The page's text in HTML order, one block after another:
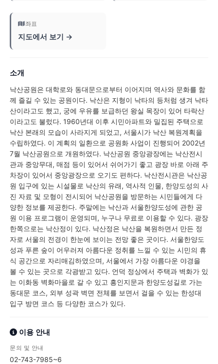
좌표
지도에서 보기 →
소개
낙산공원은 대학로와 동대문으로부터 이어지며 역사와 문화를 함
께 즐길 수 있는 공원이다. 낙산은 지형이 낙타의 등처럼 생겨 낙타
산이라고도 했고, 궁에 우유를 보급하던 왕실 목장이 있어 타락산
이라고도 불렀다. 1960년대 이후 시민아파트와 밀집된 주택으로
낙산 본래의 모습이 사라지게 되었고, 서울시가 낙산 복원계획을
수립하였다. 이 계획의 일환으로 공원화 사업이 진행되어 2002년
7월 낙산공원으로 개원하였다. 낙산공원 중앙광장에는 낙산전시
관과 중앙무대, 매점 등이 있어서 쉬어가기 좋고 광장 바로 아래 주
차장이 있어서 중앙광장으로 오기도 편하다. 낙산전시관은 낙산공
원 입구에 있는 시설물로 낙산의 유래, 역사적 인물, 한양도성의 사
진 자료 및 모형이 전시되어 낙산공원을 방문하는 시민들에게 다
양한 정보를 제공한다. 주말에는 낙산과 서울한양도성에 관한 공
원 이용 프로그램이 운영되며, 누구나 무료로 이용할 수 있다. 광장
한쪽으로는 낙산정이 있다. 낙산정은 낙산을 복원하면서 만든 정
자로 서울의 전경이 한눈에 보이는 전망 좋은 곳이다. 서울한양도
성과 푸른 숲이 어우러져 아름다운 정취를 느낄 수 있는 시민의 휴
식 공간으로 자리매김하였으며, 서울에서 가장 아름다운 야경을
볼 수 있는 곳으로 각광받고 있다. 언덕 정상에서 주택과 벽화가 있
는 이화동 벽화마을로 갈 수 있고 흥인지문과 한양도성길로 가는
동대문 코스, 외부 성곽 벽면 전체를 보면서 걸을 수 있는 한성대
입구 방면 코스 등 다양한 코스가 있다.
이용 안내
문의 및 안내
02-743-7985~6